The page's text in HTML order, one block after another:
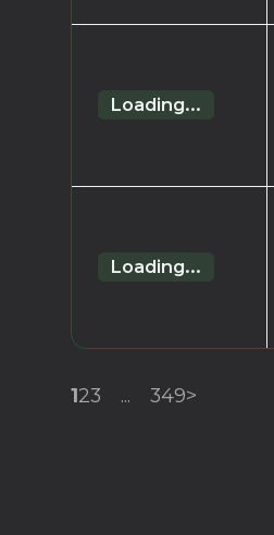
Loading...
Loading...
123 ... 349>